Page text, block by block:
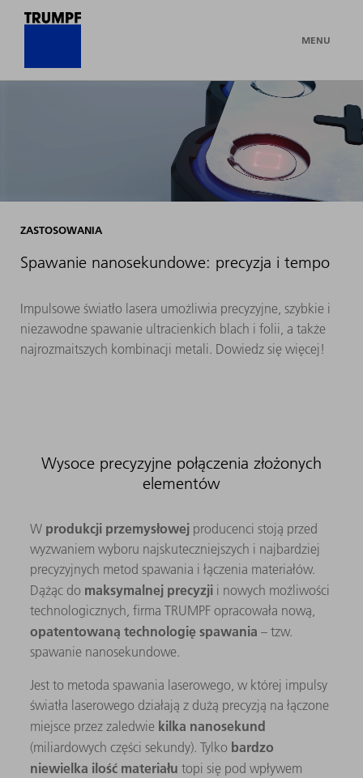
MENU
ZASTOSOWANIA
Spawanie nanosekundowe: precyzja i tempo
Impulsowe światło lasera umożliwia precyzyjne, szybkie i
niezawodne spawanie ultracienkich blach i folii, a także
najrozmaitszych kombinacji metali. Dowiedz się więcej!
Wysoce precyzyjne połączenia złożonych
elementów
W produkcji przemysłowej producenci stoją przed
wyzwaniem wyboru najskuteczniejszych i najbardziej
precyzyjnych metod spawania i łączenia materiałów.
Dążąc do maksymalnej precyzji i nowych możliwości
technologicznych, firma TRUMPF opracowała nową,
opatentowaną technologię spawania – tzw.
spawanie nanosekundowe.
Jest to metoda spawania laserowego, w której impulsy
światła laserowego działają z dużą precyzją na łączone
miejsce przez zaledwie kilka nanosekund
(miliardowych części sekundy). Tylko bardzo
niewielka ilość materiału topi się pod wpływem